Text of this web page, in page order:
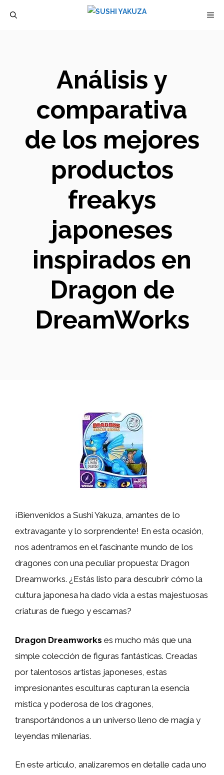
Análisis y
comparativa
de los mejores
productos
freakys
japoneses
inspirados en
Dragon de
DreamWorks
¡Bienvenidos a Sushi Yakuza, amantes de lo
extravagante y lo sorprendente! En esta ocasión,
nos adentramos en el fascinante mundo de los
dragones con una peculiar propuesta: Dragon
Dreamworks. ¿Estás listo para descubrir cómo la
cultura japonesa ha dado vida a estas majestuosas
criaturas de fuego y escamas?
Dragon Dreamworks es mucho más que una
simple colección de figuras fantásticas. Creadas
por talentosos artistas japoneses, estas
impresionantes esculturas capturan la esencia
mística y poderosa de los dragones,
transportándonos a un universo lleno de magia y
leyendas milenarias.
En este artículo, analizaremos en detalle cada uno